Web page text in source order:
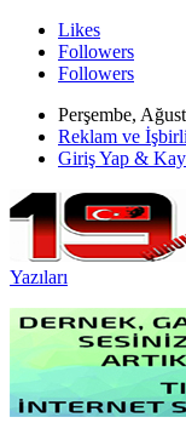
Likes
Followers
Followers
Perşembe,
Reklam ve
Giriş Yap &
Yazıları